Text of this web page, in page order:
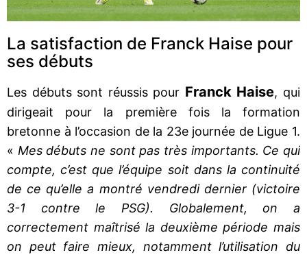
La satisfaction de Franck Haise pour
ses débuts
Les débuts sont réussis pour Franck Haise, qui
dirigeait pour la première fois la formation
bretonne à l’occasion de la 23e journée de Ligue 1.
« Mes débuts ne sont pas très importants. Ce qui
compte, c’est que l’équipe soit dans la continuité
de ce qu’elle a montré vendredi dernier (victoire
3-1 contre le PSG). Globalement, on a
correctement maîtrisé la deuxième période mais
on peut faire mieux, notamment l’utilisation du